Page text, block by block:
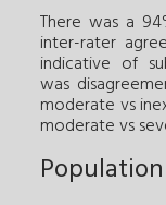
There was a
inter-rater
indicative of
was
moderate vs
moderate vs
Population